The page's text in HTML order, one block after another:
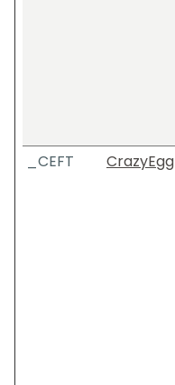
_CEFT CrazyEgg